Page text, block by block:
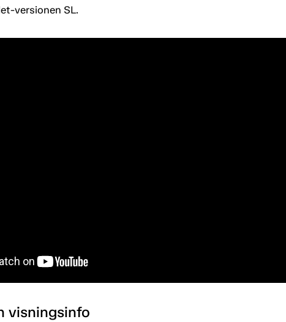
versionen SL.
visningsinfo